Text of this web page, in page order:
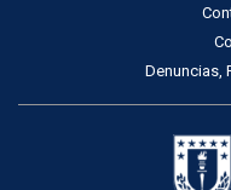
Denuncias,